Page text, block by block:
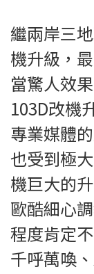
繼兩岸三
機升級，
當驚人效
103D改機
專業媒體
也受到極
機巨大的
歐酷細心
程度肯定
千呼萬喚